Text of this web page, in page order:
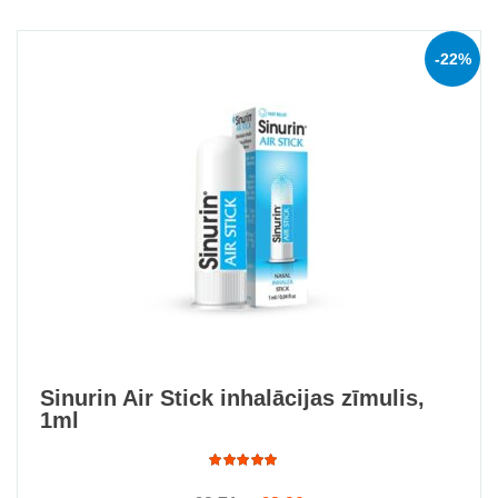
-22%
Sinurin Air Stick inhalācijas zīmulis,
1ml